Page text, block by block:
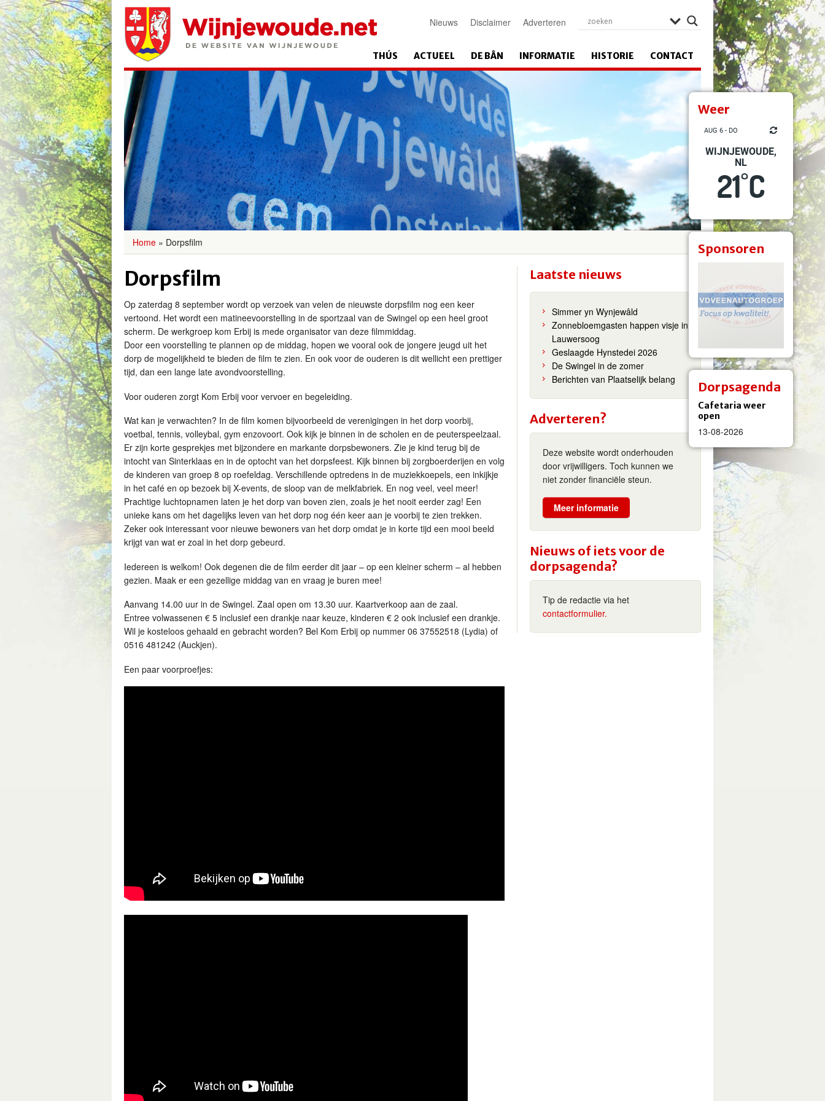
Weer
AUG 6 - DO
WIJNJEWOUDE,
NL
21°C
Sponsoren
Dorpsagenda
Cafetaria weer
open
13-08-2026
Nieuws Disclaimer Adverteren
THÚS ACTUEEL DE BÂN INFORMATIE HISTORIE CONTACT
Home » Dorpsfilm
Dorpsfilm
Op zaterdag 8 september wordt op verzoek van velen de nieuwste dorpsfilm nog een keer
vertoond. Het wordt een matineevoorstelling in de sportzaal van de Swingel op een heel groot
scherm. De werkgroep kom Erbij is mede organisator van deze filmmiddag.
Door een voorstelling te plannen op de middag, hopen we vooral ook de jongere jeugd uit het
dorp de mogelijkheid te bieden de film te zien. En ook voor de ouderen is dit wellicht een prettiger
tijd, dan een lange late avondvoorstelling.
Voor ouderen zorgt Kom Erbij voor vervoer en begeleiding.
Wat kan je verwachten? In de film komen bijvoorbeeld de verenigingen in het dorp voorbij,
voetbal, tennis, volleybal, gym enzovoort. Ook kijk je binnen in de scholen en de peuterspeelzaal.
Er zijn korte gesprekjes met bijzondere en markante dorpsbewoners. Zie je kind terug bij de
intocht van Sinterklaas en in de optocht van het dorpsfeest. Kijk binnen bij zorgboerderijen en volg
de kinderen van groep 8 op roefeldag. Verschillende optredens in de muziekkoepels, een inkijkje
in het café en op bezoek bij X-events, de sloop van de melkfabriek. En nog veel, veel meer!
Prachtige luchtopnamen laten je het dorp van boven zien, zoals je het nooit eerder zag! Een
unieke kans om het dagelijks leven van het dorp nog één keer aan je voorbij te zien trekken.
Zeker ook interessant voor nieuwe bewoners van het dorp omdat je in korte tijd een mooi beeld
krijgt van wat er zoal in het dorp gebeurd.
Iedereen is welkom! Ook degenen die de film eerder dit jaar – op een kleiner scherm – al hebben
gezien. Maak er een gezellige middag van en vraag je buren mee!
Aanvang 14.00 uur in de Swingel. Zaal open om 13.30 uur. Kaartverkoop aan de zaal.
Entree volwassenen € 5 inclusief een drankje naar keuze, kinderen € 2 ook inclusief een drankje.
Wil je kosteloos gehaald en gebracht worden? Bel Kom Erbij op nummer 06 37552518 (Lydia) of
0516 481242 (Auckjen).
Een paar voorproefjes:
Laatste nieuws
Simmer yn Wynjewâld
Zonnebloemgasten happen visje in
Lauwersoog
Geslaagde Hynstedei 2026
De Swingel in de zomer
Berichten van Plaatselijk belang
Adverteren?
Deze website wordt onderhouden
door vrijwilligers. Toch kunnen we
niet zonder financiële steun.
Meer informatie
Nieuws of iets voor de
dorpsagenda?
Tip de redactie via het
contactformulier.